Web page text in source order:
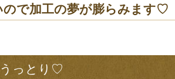
ので加工の夢が膨らみます♡
っとり♡